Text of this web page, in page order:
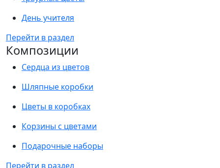
День учителя
Перейти в раздел
Композиции
Сердца из цветов
Шляпные коробки
Цветы в коробках
Корзины с цветами
Подарочные наборы
Перейти в раздел